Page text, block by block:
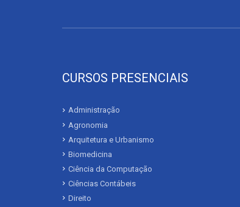
CURSOS PRESENCIAIS
Administração
Agronomia
Arquitetura e Urbanismo
Biomedicina
Ciência da Computação
Ciências Contábeis
Direito